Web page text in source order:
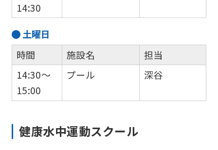
14:30
土曜日
時間
14:30～
15:00
施設名
プール
担当
深谷
健康水中運動スクール